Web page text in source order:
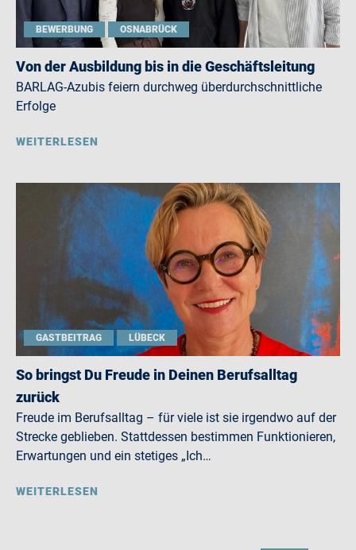
BEWERBUNG OSNABRÜCK
Von der Ausbildung bis in die Geschäftsleitung
BARLAG-Azubis feiern durchweg überdurchschnittliche
Erfolge
WEITERLESEN
GASTBEITRAG LÜBECK
So bringst Du Freude in Deinen Berufsalltag
zurück
Freude im Berufsalltag – für viele ist sie irgendwo auf der
Strecke geblieben. Stattdessen bestimmen Funktionieren,
Erwartungen und ein stetiges „Ich…
WEITERLESEN